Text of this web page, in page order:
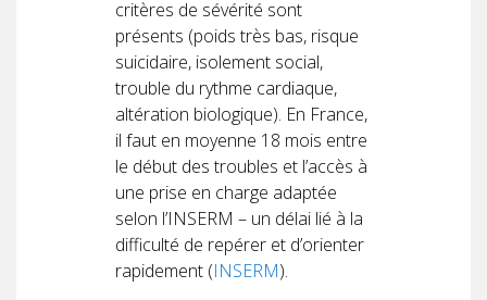
critères de sévérité sont
présents (poids très bas, risque
suicidaire, isolement social,
trouble du rythme cardiaque,
altération biologique). En France,
il faut en moyenne 18 mois entre
le début des troubles et l’accès à
une prise en charge adaptée
selon l’INSERM – un délai lié à la
difficulté de repérer et d’orienter
rapidement (INSERM).